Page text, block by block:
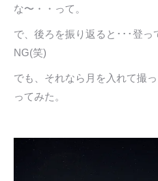
な〜・・って。
で、後ろを振り返ると･･･登
NG(笑)
でも、それなら月を入れて撮
ってみた。